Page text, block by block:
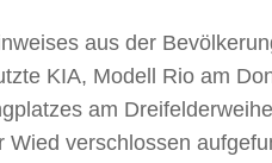
aus der
KIA, Modell Rio am
am
Wied verschlossen